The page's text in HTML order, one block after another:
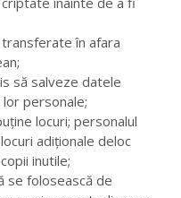
în afara
să salveze datele
personale;
locuri; personalul
adiționale deloc
inutile;
se folosească de